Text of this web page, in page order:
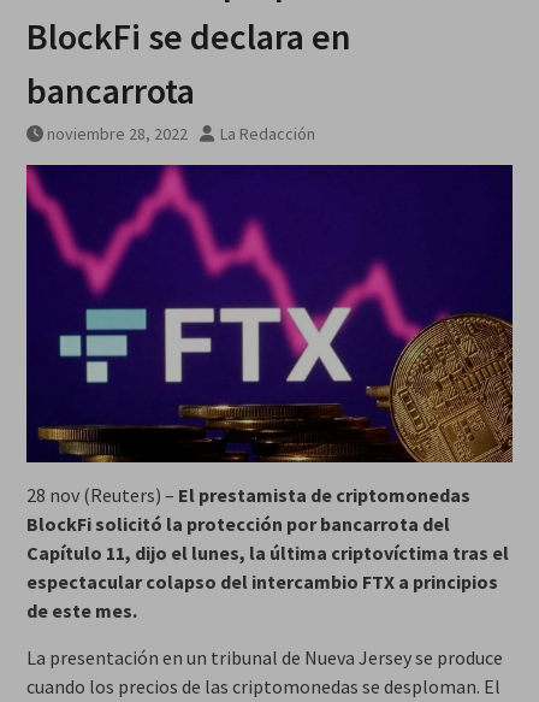
BlockFi se declara en
bancarrota
noviembre 28, 2022 La Redacción
28 nov (Reuters) – El prestamista de criptomonedas
BlockFi solicitó la protección por bancarrota del
Capítulo 11, dijo el lunes, la última criptovíctima tras el
espectacular colapso del intercambio FTX a principios
de este mes.
La presentación en un tribunal de Nueva Jersey se produce
cuando los precios de las criptomonedas se desploman. El